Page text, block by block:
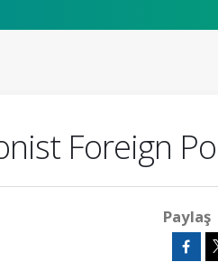
Foreign
Paylaş